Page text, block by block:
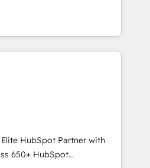
Mexico and Latin
and intelligence.
Netherlands, Ireland, and
thousands of successful
market and enterprise
and AI to design connected
scalable revenue
RevOps, CRM and data
and strategic marketing,
FLAIR framework
HubSpot Partner with
650+ HubSpot